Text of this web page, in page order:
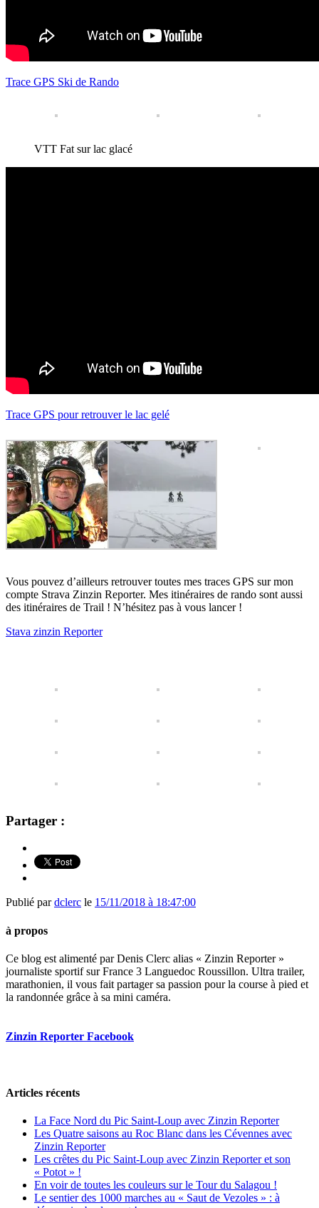
Trace GPS Ski de Rando
VTT Fat sur lac glacé
Trace GPS pour retrouver le lac gelé
Vous pouvez d’ailleurs retrouver toutes mes traces GPS sur mon
compte Strava Zinzin Reporter. Mes itinéraires de rando sont aussi
des itinéraires de Trail ! N’hésitez pas à vous lancer !
Stava zinzin Reporter
Partager :
Publié pardclerc le 15/11/2018 à 18:47:00
à propos
Ce blog est alimenté par Denis Clerc alias « Zinzin Reporter »
journaliste sportif sur France 3 Languedoc Roussillon. Ultra trailer,
marathonien, il vous fait partager sa passion pour la course à pied et
la randonnée grâce à sa mini caméra.
Zinzin Reporter Facebook
Articles récents
La Face Nord du Pic Saint-Loup avec Zinzin Reporter
Les Quatre saisons au Roc Blanc dans les Cévennes avec
Zinzin Reporter
Les crêtes du Pic Saint-Loup avec Zinzin Reporter et son
« Potot » !
En voir de toutes les couleurs sur le Tour du Salagou !
Le sentier des 1000 marches au « Saut de Vezoles » : à